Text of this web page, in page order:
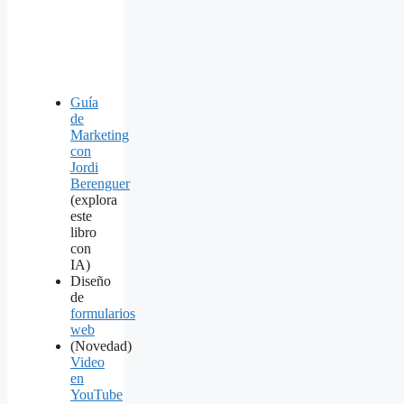
Guía
de
Marketing
con
Jordi
Berenguer
(explora
este
libro
con
IA)
Diseño
de
formularios
web
(Novedad)
Video
en
YouTube